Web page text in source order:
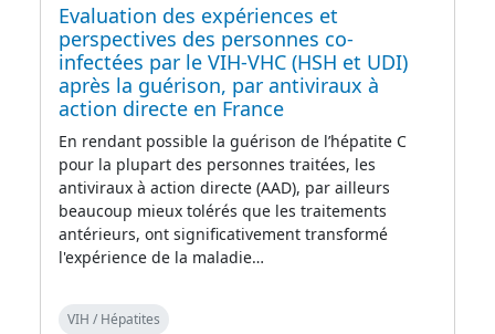
Evaluation des expériences et
perspectives des personnes co-
infectées par le VIH-VHC (HSH et UDI)
après la guérison, par antiviraux à
action directe en France
En rendant possible la guérison de l’hépatite C
pour la plupart des personnes traitées, les
antiviraux à action directe (AAD), par ailleurs
beaucoup mieux tolérés que les traitements
antérieurs, ont significativement transformé
l'expérience de la maladie…
VIH / Hépatites